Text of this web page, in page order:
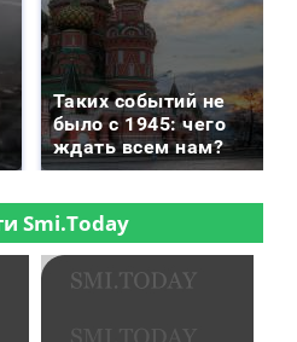
Таких событий не
было с 1945: чего
ждать всем нам?